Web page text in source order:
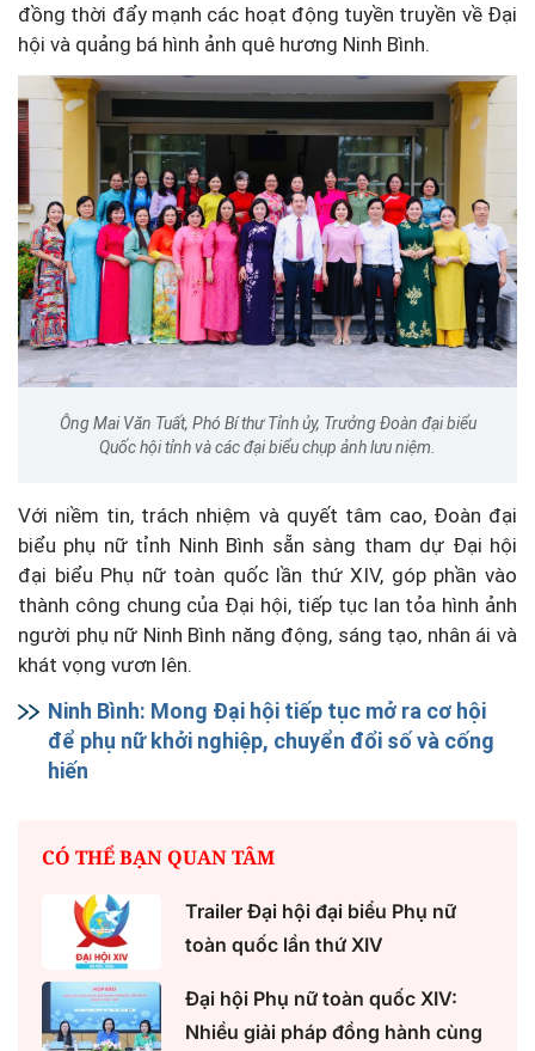
đồng thời đẩy mạnh các hoạt động tuyền truyền về Đại
hội và quảng bá hình ảnh quê hương Ninh Bình.
Ông Mai Văn Tuất, Phó Bí thư Tỉnh ủy, Trưởng Đoàn đại biểu
Quốc hội tỉnh và các đại biểu chụp ảnh lưu niệm.
Với niềm tin, trách nhiệm và quyết tâm cao, Đoàn đại
biểu phụ nữ tỉnh Ninh Bình sẵn sàng tham dự Đại hội
đại biểu Phụ nữ toàn quốc lần thứ XIV, góp phần vào
thành công chung của Đại hội, tiếp tục lan tỏa hình ảnh
người phụ nữ Ninh Bình năng động, sáng tạo, nhân ái và
khát vọng vươn lên.
Ninh Bình: Mong Đại hội tiếp tục mở ra cơ hội
để phụ nữ khởi nghiệp, chuyển đổi số và cống
hiến
CÓ THỂ BẠN QUAN TÂM
Trailer Đại hội đại biểu Phụ nữ
toàn quốc lần thứ XIV
Đại hội Phụ nữ toàn quốc XIV:
Nhiều giải pháp đồng hành cùng